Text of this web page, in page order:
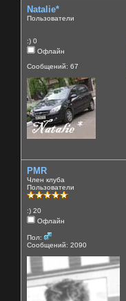
Natalie*
Пользователи
:) 0
Офлайн
Сообщений: 67
PMR
Член клуба
Пользователи
:) 20
Офлайн
Пол:
Сообщений: 2090